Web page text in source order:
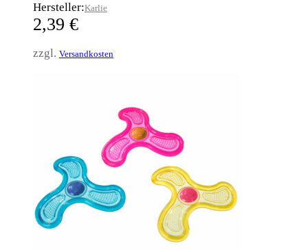
Hersteller:Karlie
2,39 €
zzgl. Versandkosten